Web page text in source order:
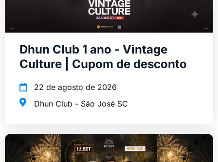
Dhun Club 1 ano - Vintage
Culture | Cupom de desconto
22 de agosto de 2026
Dhun Club - São José SC